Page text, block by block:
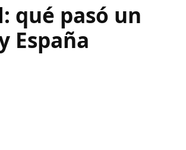
qué pasó un
España